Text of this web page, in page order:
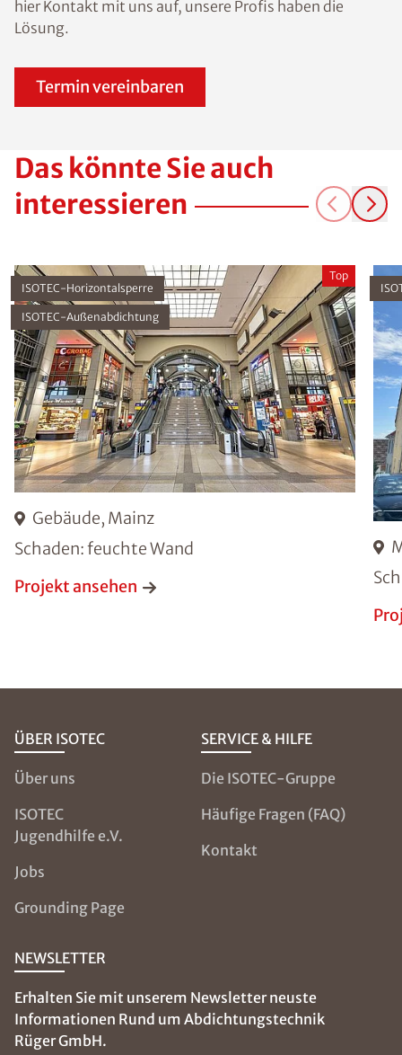
hier Kontakt mit uns auf, unsere Profis haben die
Lösung.
Termin vereinbaren
Das könnte Sie auch
interessieren
Gebäude, Mainz
Schaden: feuchte Wand
ISOTEC-Horizontalsperre
ISOTEC-Außenabdichtung
Top
Projekt ansehen
ÜBER ISOTEC
Über uns
ISOTEC
Jugendhilfe e.V.
Jobs
Grounding Page
SERVICE & HILFE
Die ISOTEC-Gruppe
Häufige Fragen (FAQ)
Kontakt
NEWSLETTER
Erhalten Sie mit unserem Newsletter neuste
Informationen Rund um Abdichtungstechnik
Rüger GmbH.